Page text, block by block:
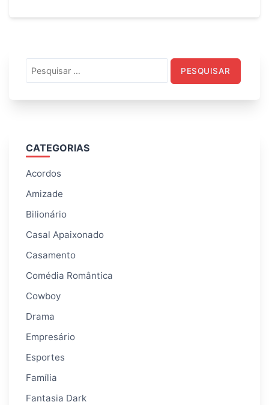
por:
CATEGORIAS
Acordos
Amizade
Bilionário
Casal Apaixonado
Casamento
Comédia Romântica
Cowboy
Drama
Empresário
Esportes
Família
Fantasia Dark